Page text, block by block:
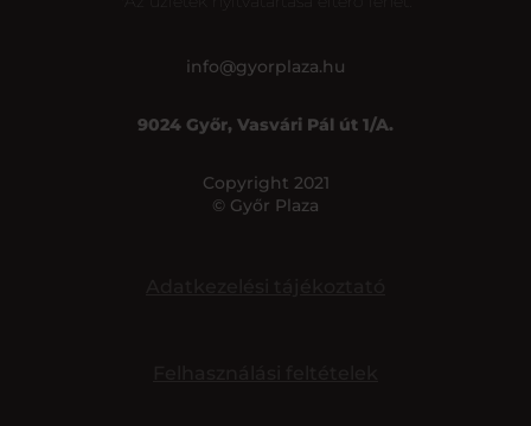
info@gyorplaza.hu
9024 Győr, Vasvári Pál út 1/A.
Copyright 2021
© Győr Plaza